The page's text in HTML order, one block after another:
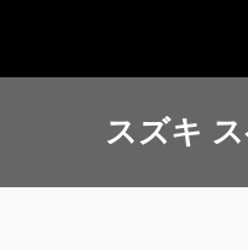
スズキ